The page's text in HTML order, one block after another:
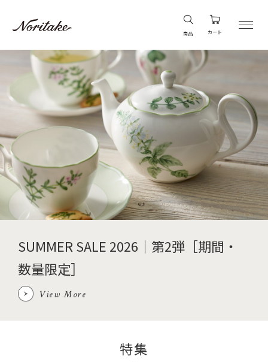
商品 カート
SUMMER SALE 2026｜第2弾［期間・
数量限定］
View More
特集